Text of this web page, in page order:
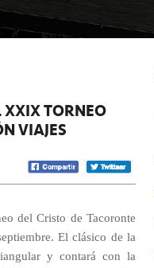
XXIX TORNEO
VIAJES
del Cristo de Tacoronte
El clásico de la
y contará con la